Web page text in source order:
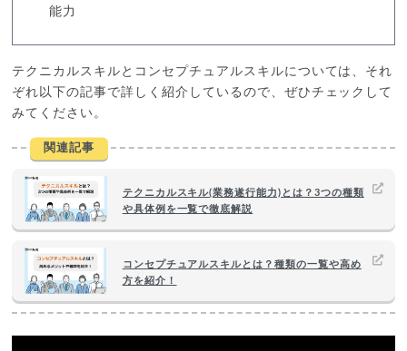
能力
テクニカルスキルとコンセプチュアルスキルについては、それ
ぞれ以下の記事で詳しく紹介しているので、ぜひチェックして
みてください。
関連記事
テクニカルスキル(業務遂行能力)とは？3つの種類
や具体例を一覧で徹底解説
コンセプチュアルスキルとは？種類の一覧や高め
方を紹介！